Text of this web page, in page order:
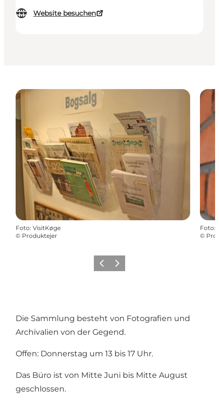
Website besuchen
Foto: VisitKøge
© Produktejer
Foto:
©
ZurückWeiter
Die Sammlung besteht von Fotografien und
Archivalien von der Gegend.
Offen: Donnerstag um 13 bis 17 Uhr.
Das Büro ist von Mitte Juni bis Mitte August
geschlossen.